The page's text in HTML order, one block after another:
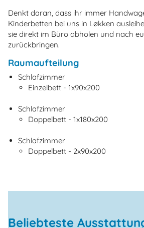
Denkt daran, dass ihr immer
Kinderbetten bei uns in Løkken
sie direkt im Büro abholen und nach
zurückbringen.
Raumaufteilung
Schlafzimmer
Einzelbett - 1x90x200
Schlafzimmer
Doppelbett - 1x180x200
Schlafzimmer
Doppelbett - 2x90x200
Beliebteste